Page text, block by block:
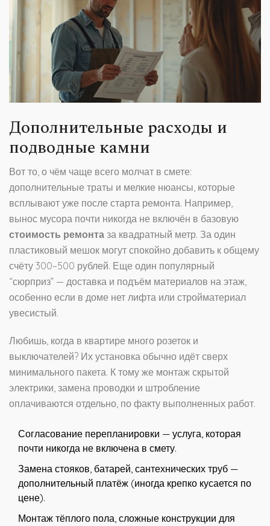
Дополнительные расходы и
подводные камни
Вот то, о чём чаще всего молчат в смете:
дополнительные траты и мелкие нюансы, которые
всплывают уже после старта ремонта. Например,
вынос мусора почти никогда не включён в базовую
стоимость ремонта за квадратный метр. За один
пластиковый мешок могут спокойно добавить к общему
счёту 300–500 рублей. Еще один популярный
“сюрприз” — доставка и подъём материалов на этаж,
особенно если в доме нет лифта или стройматериал
увесистый.
Любишь, когда в квартире много розеток и
выключателей? Их установка обычно идёт сверх
минимального пакета. К тому же монтаж скрытой
электрики, замена проводки и штробление
оплачиваются отдельно, по факту выполненных работ.
Согласование перепланировки — услуга, которая
почти никогда не включена в смету.
Замена стояков, батарей, сантехнических труб —
дополнительный платёж (иногда крепко кусается по
цене).
Монтаж тёплого пола, сложные конструкции для